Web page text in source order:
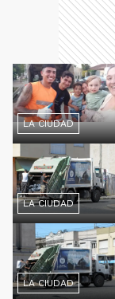
LA CIUDAD
LA CIUDAD
LA CIUDAD